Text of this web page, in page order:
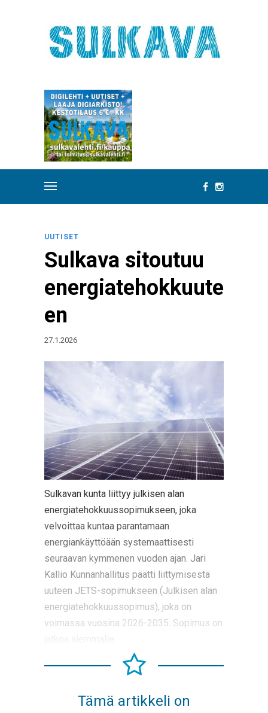
UUTISET
Sulkava sitoutuu
energiatehokkuute
en
27.1.2026
Sulkavan kunta liittyy julkisen alan
energiatehokkuussopimukseen, joka
velvoittaa kuntaa parantamaan
energiankäyttöään systemaattisesti
seuraavan kymmenen vuoden ajan. Jari
Kallio Kunnanhallitus päätti liittymisestä
uuteen JETS-sopimukseen (Julkisen alan
energiatehokkuussopimus), joka on
voimassa vuosina 2026-2035. Sopimus on
Tämä artikkeli on